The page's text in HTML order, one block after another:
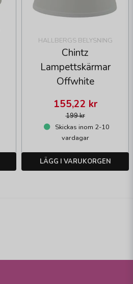
HALLBERGS BELYSNING
Chintz
Lampettskärmar
Offwhite
199 kr
155,22 kr
Skickas inom 2-10
vardagar
LÄGG I VARUKORGEN